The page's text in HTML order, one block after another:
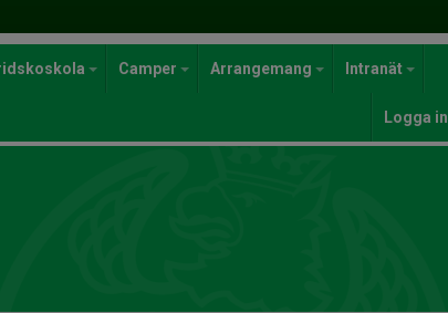
Camper Arrangemang Intranät
Logga in